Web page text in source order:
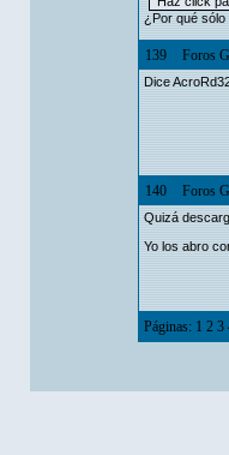
¿Por qué sólo
139 Foros
Dice
140 Foros
Quizá
Yo los abro
Páginas: 1 2 3